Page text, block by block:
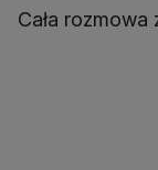
Cała